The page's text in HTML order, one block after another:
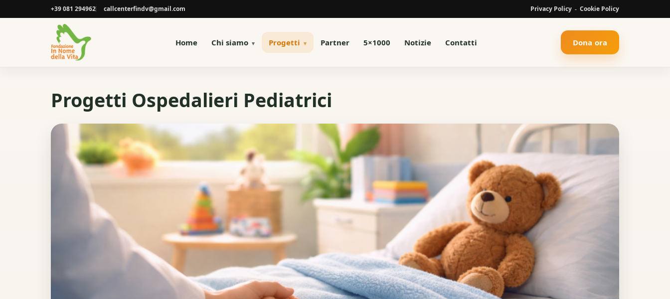
+39 081 294962 callcenterfindv@gmail.com Privacy Policy - Cookie Policy
Home Chi siamo Progetti Partner 5×1000 Notizie Contatti Dona ora
Progetti Ospedalieri Pediatrici